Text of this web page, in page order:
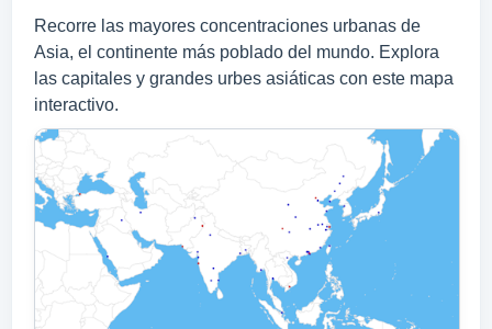
Recorre las mayores concentraciones urbanas de
Asia, el continente más poblado del mundo. Explora
las capitales y grandes urbes asiáticas con este mapa
interactivo.